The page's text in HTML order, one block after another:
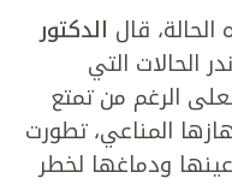
قال الدكتور
الحالات التي
الرغم من تمتع
المناعي، تطورت
ودماغها لخطر